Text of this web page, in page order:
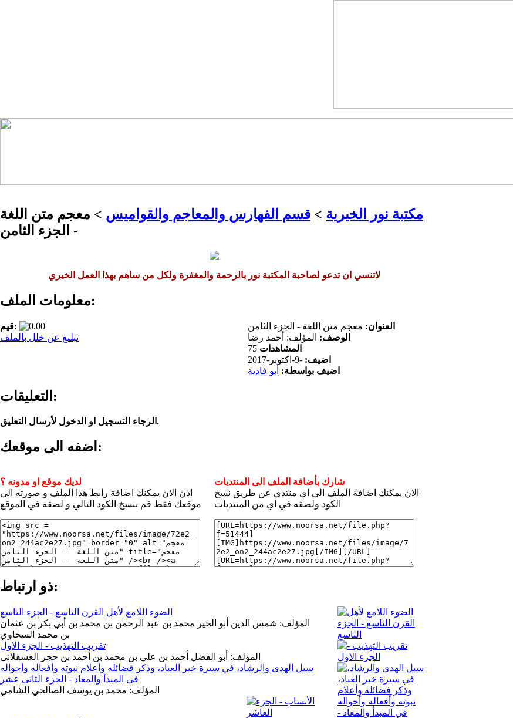
مكتبة نور الخيرية > قسم الفهارس والمعاجم والقواميس > معجم متن اللغة
- الجزء الثامن
لاتنسي ان تدعو لصاحبة المكتبة نور بالرحمة والمغفرة ولكل من ساهم بهذا العمل الخيري
معلومات الملف:
العنوان: معجم متن اللغة - الجزء الثامن
الوصف: المؤلف: أحمد رضا
المشاهدات
اضيف: -9-اكتوبر-2017
اضيف بواسطة: أبو فادية
قيم:
تبليغ عن خلل بالملف
التعليقات:
الرجاء التسجيل او الدخول لأرسال التعليق.
اضفه الى موقعك:
لديك موقع او مدونه ؟
اذن الان يمكنك اضافة رابط هذا الملف و صورته الى
موقعك فقط قم بنسخ الكود التالي و لصقة في الموقع
شارك بأضافة الملف الى المنتديات
الان يمكنك اضافة الملف الى اي منتدى عن طريق نسخ
الكود ولصقه في اي من المنتديات
ذو ارتباط:
الضوء اللامع لأهل القرن التاسع - الجزء التاسع
المؤلف: شمس الدين أبو الخير محمد بن عبد الرحمن بن محمد بن أبي بكر بن عثمان
بن محمد السخاوي
تقريب التهذيب - الجزء الاول
المؤلف: أبو الفضل أحمد بن علي بن محمد بن أحمد بن حجر العسقلاني
سبل الهدى والرشاد، في سيرة خير العباد، وذكر فضائله وأعلام نبوته وأفعاله وأحواله
في المبدأ والمعاد - الجزء الثانى عشر
المؤلف: محمد بن يوسف الصالحي الشامي